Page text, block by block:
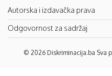
Autorska i izdavačka prava
Odgovornost za sadržaj
© 2026 Diskriminacija.ba Sva